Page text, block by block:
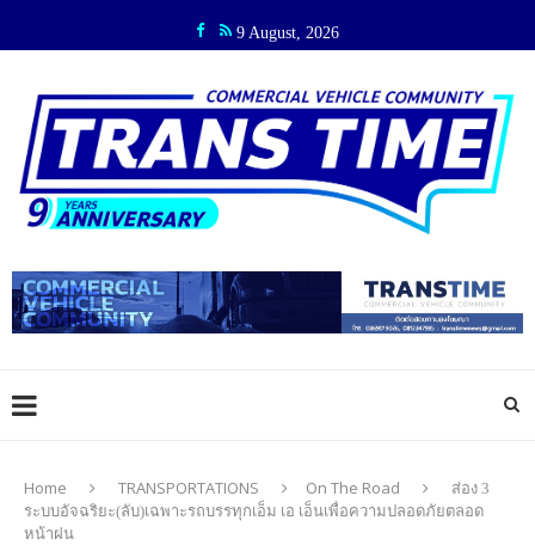
9 August, 2026
Home TRANSPORTATIONS On The Road
ส่อง 3
ระบบอัจฉริยะ(ลับ)เฉพาะรถบรรทุกเอ็ม เอ เอ็นเพื่อความปลอดภัยตลอด
หน้าฝน